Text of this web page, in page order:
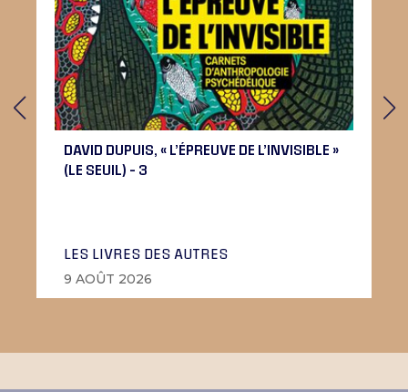
DAVID DUPUIS, « L’ÉPREUVE DE L’INVISIBLE »
(LE SEUIL) – 3
LES LIVRES DES AUTRES
9 AOÛT 2026